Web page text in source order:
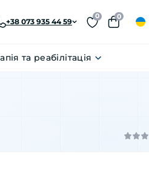
+38 073 935 44 59
0 0
та реабілітація